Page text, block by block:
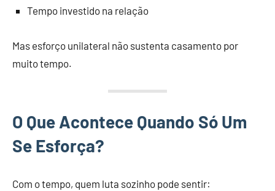
Tempo investido na relação
Mas esforço unilateral não sustenta casamento por
muito tempo.
O Que Acontece Quando Só Um
Se Esforça?
Com o tempo, quem luta sozinho pode sentir: